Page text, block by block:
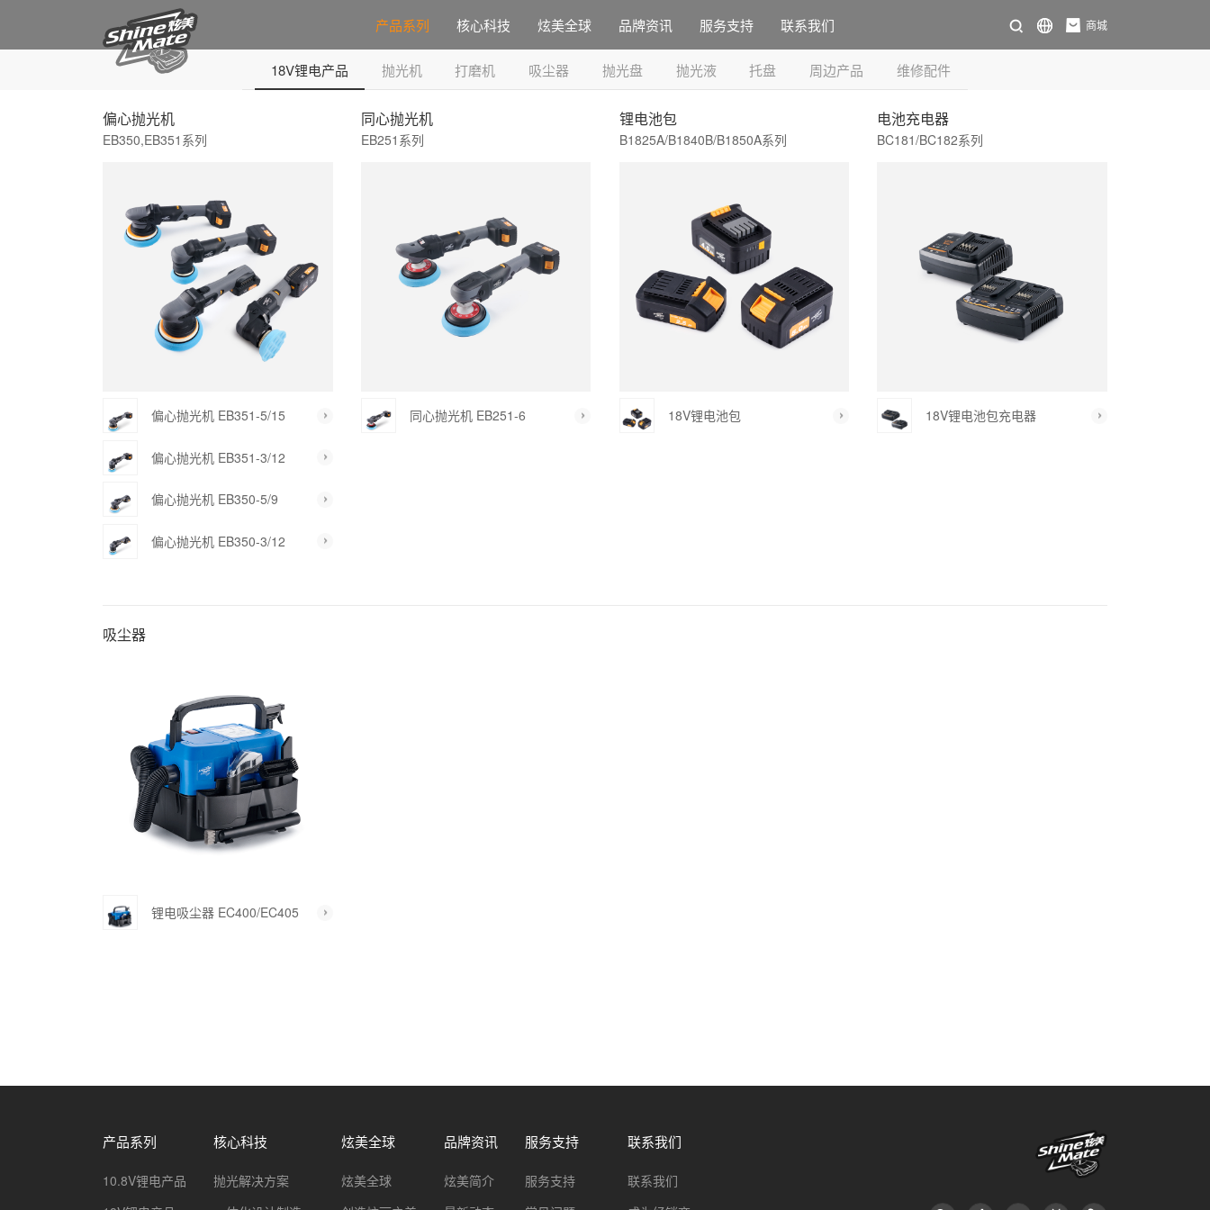
产品系列 核心科技 炫美全球 品牌资讯 服务支持 联系我们 商城
10.8V锂电产品 18V锂电产品 抛光机 打磨机 吸尘器 抛光盘 抛光液 托盘 周边产品 维修配件
偏心抛光机
EB350,EB351系列
偏心抛光机 EB351-5/15
偏心抛光机 EB351-3/12
偏心抛光机 EB350-5/9
偏心抛光机 EB350-3/12
同心抛光机
EB251系列
同心抛光机 EB251-6
锂电池包
B1825A/B1840B/B1850A系列
18V锂电池包
电池充电器
BC181/BC182系列
18V锂电池包充电器
吸尘器
锂电吸尘器 EC400/EC405
产品系列
10.8V锂电产品
核心科技
抛光解决方案
炫美全球
炫美全球
品牌资讯
炫美简介
服务支持
服务支持
联系我们
联系我们